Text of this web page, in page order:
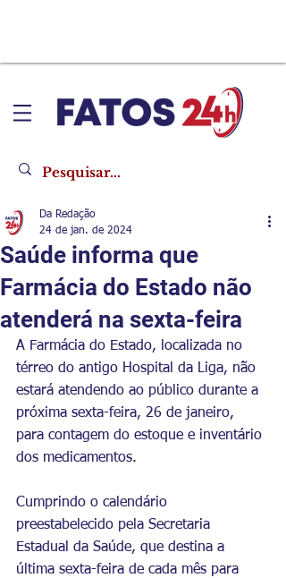
Saúde informa que
Farmácia do Estado não
atenderá na sexta-feira
Da Redação
24 de jan. de 2024
A Farmácia do Estado, localizada no
térreo do antigo Hospital da Liga, não
estará atendendo ao público durante a
próxima sexta-feira, 26 de janeiro,
para contagem do estoque e inventário
dos medicamentos.
Cumprindo o calendário
preestabelecido pela Secretaria
Estadual da Saúde, que destina a
última sexta-feira de cada mês para